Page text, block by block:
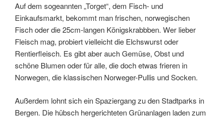
Auf dem sogeannten „Torget“, dem Fisch- und
Einkaufsmarkt, bekommt man frischen, norwegischen
Fisch oder die 25cm-langen Königskrabbben. Wer lieber
Fleisch mag, probiert vielleicht die Elchswurst oder
Rentierfleisch. Es gibt aber auch Gemüse, Obst und
schöne Blumen oder für alle, die doch etwas frieren in
Norwegen, die klassischen Norweger-Pullis und Socken.
Außerdem lohnt sich ein Spaziergang zu den Stadtparks in
Bergen. Die hübsch hergerichteten Grünanlagen laden zum